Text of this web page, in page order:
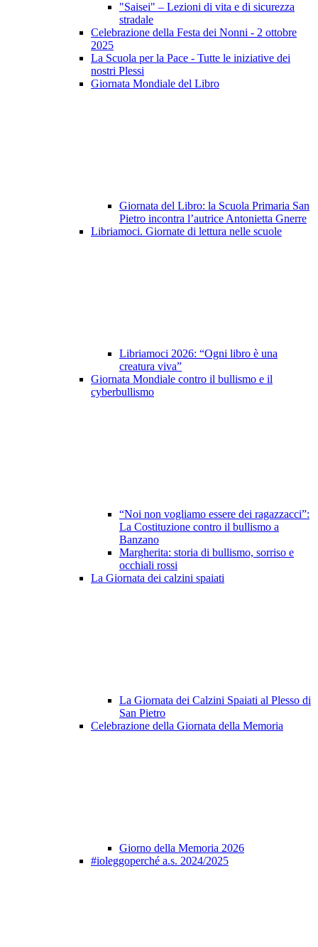
"Saisei" – Lezioni di vita e di sicurezza
stradale
Celebrazione della Festa dei Nonni - 2 ottobre
2025
La Scuola per la Pace - Tutte le iniziative dei
nostri Plessi
Giornata Mondiale del Libro
Giornata del Libro: la Scuola Primaria San
Pietro incontra l’autrice Antonietta Gnerre
Libriamoci. Giornate di lettura nelle scuole
Libriamoci 2026: “Ogni libro è una
creatura viva”
Giornata Mondiale contro il bullismo e il
cyberbullismo
“Noi non vogliamo essere dei ragazzacci”:
La Costituzione contro il bullismo a
Banzano
Margherita: storia di bullismo, sorriso e
occhiali rossi
La Giornata dei calzini spaiati
La Giornata dei Calzini Spaiati al Plesso di
San Pietro
Celebrazione della Giornata della Memoria
Giorno della Memoria 2026
#ioleggoperché a.s. 2024/2025